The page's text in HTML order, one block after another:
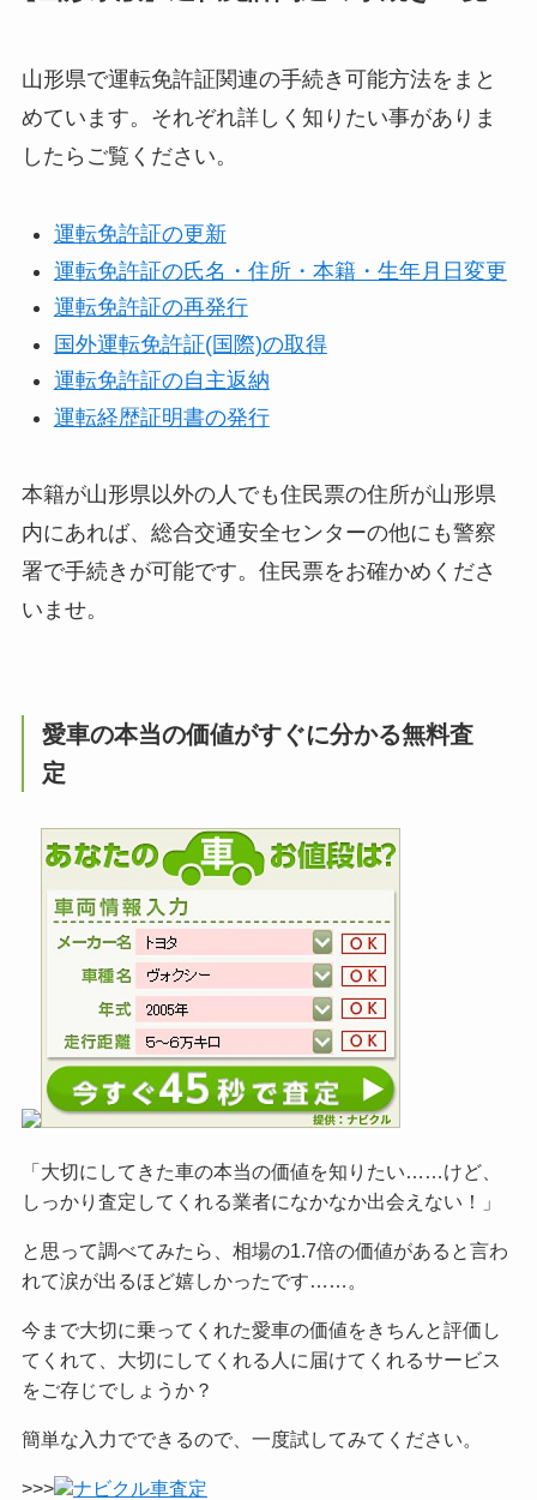
山形県で運転免許証関連の手続き可能方法をまと
めています。それぞれ詳しく知りたい事がありま
したらご覧ください。
運転免許証の更新
運転免許証の氏名・住所・本籍・生年月日変更
運転免許証の再発行
国外運転免許証(国際)の取得
運転免許証の自主返納
運転経歴証明書の発行
本籍が山形県以外の人でも住民票の住所が山形県
内にあれば、総合交通安全センターの他にも警察
署で手続きが可能です。住民票をお確かめくださ
いませ。
愛車の本当の価値がすぐに分かる無料査
定
「大切にしてきた車の本当の価値を知りたい……けど、
しっかり査定してくれる業者になかなか出会えない！」
と思って調べてみたら、相場の1.7倍の価値があると言わ
れて涙が出るほど嬉しかったです……。
今まで大切に乗ってくれた愛車の価値をきちんと評価し
てくれて、大切にしてくれる人に届けてくれるサービス
をご存じでしょうか？
簡単な入力でできるので、一度試してみてください。
>>> ナビクル車査定